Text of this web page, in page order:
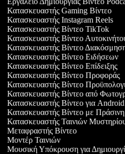
Κατασκευαστής Gaming Βίντεο
Κατασκευαστής Instagram Reels
Κατασκευαστής Βίντεο TikTok
Κατασκευαστής Βίντεο Αυτοκινήτου
Κατασκευαστής Βίντεο
Κατασκευαστής Βίντεο Ειδήσεων
Κατασκευαστής Βίντεο Επίδειξης
Κατασκευαστής Βίντεο Προφοράς
Κατασκευαστής Βίντεο
Κατασκευαστής Βίντεο από
Κατασκευαστής Βίντεο για Android
Κατασκευαστής Βίντεο με
Κατασκευαστής Ταινιών Μυστηρίου
Μεταφραστής Βίντεο
Μοντέρ Ταινιών
Μουσική Υπόκρουση για